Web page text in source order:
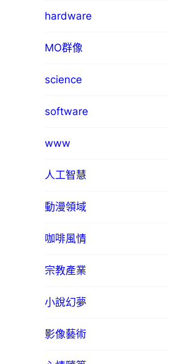
hardware
MO群像
science
software
www
人工智慧
動漫領域
咖啡風情
宗教產業
小說幻夢
影像藝術